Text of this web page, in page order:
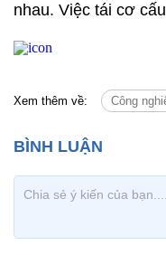
nhau. Việc tái cơ
Xem thêm về: Công